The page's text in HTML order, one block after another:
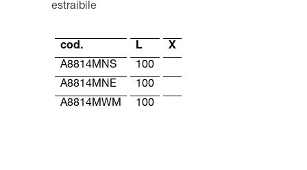
estraibile
cod. L
X
A8814MNS
100
A8814MNE
100
A8814MWM
100